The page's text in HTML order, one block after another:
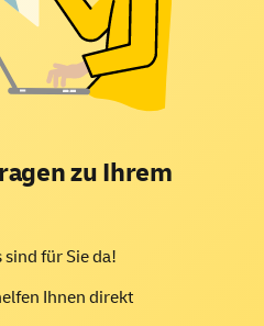
zu Ihrem
für Sie da!
Ihnen direkt